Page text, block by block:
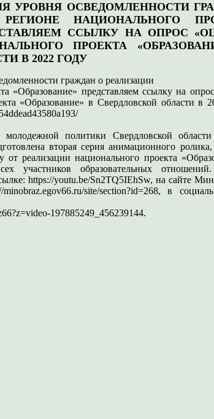
УРОВНЯ ОСВЕДОМЛЕННОСТИ
НАЦИОНАЛЬНОГО
ССЫЛКУ НА ОПРОС
ПРОЕКТА
В 2022 ГОДУ
граждан о реализации
«Образование» представляем ссылку на
«Образование» в Свердловской области в
молодежной политики Свердловской
вторая серия анимационного
от реализации национального проекта
участников образовательных
https://youtu.be/Sn2TQ5IEhSw, на сайте
site/section?id=268, в
197885249_456239144.